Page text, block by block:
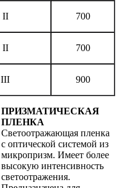
II 700
II 700
III 900
ПРИЗМАТИЧЕСКАЯ
ПЛЕНКА
Светоотражающая пленка
с оптической системой из
микропризм. Имеет более
высокую интенсивность
светоотражения.